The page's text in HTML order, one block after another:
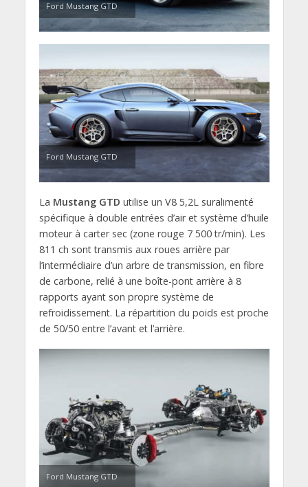
Ford Mustang GTD
Ford Mustang GTD
La Mustang GTD utilise un V8 5,2L suralimenté
spécifique à double entrées d’air et système d’huile
moteur à carter sec (zone rouge 7 500 tr/min). Les
811 ch sont transmis aux roues arrière par
l’intermédiaire d’un arbre de transmission, en fibre
de carbone, relié à une boîte-pont arrière à 8
rapports ayant son propre système de
refroidissement. La répartition du poids est proche
de 50/50 entre l’avant et l’arrière.
Ford Mustang GTD